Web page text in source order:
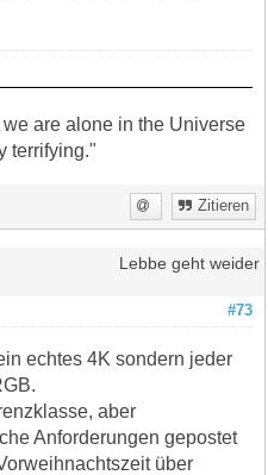
are alone in the Universe
terrifying."
Zitieren
Lebbe geht weider
#73
echtes 4K sondern jeder
aber
Anforderungen gepostet
über